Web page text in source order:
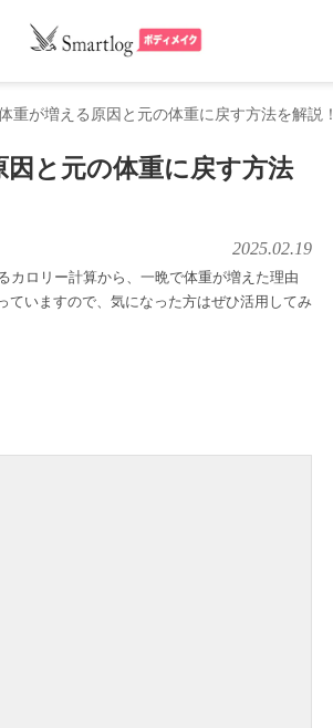
重が増える原因と元の体重に戻す方法を解説！
と元の体重に戻す方法
2025.02.19
カロリー計算から、一晩で体重が増えた理由
ていますので、気になった方はぜひ活用してみ